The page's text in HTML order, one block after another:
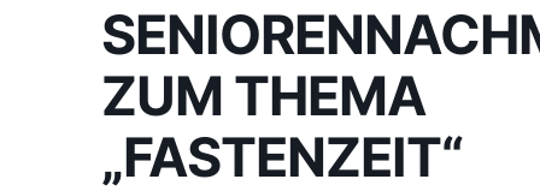
ZUM THEMA
„FASTENZEIT“